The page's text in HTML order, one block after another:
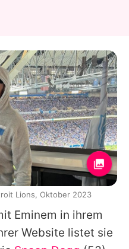
Eminem in ihrem
Website listet sie
Lions, Oktober 2023